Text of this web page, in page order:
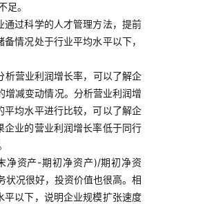
。
过科学的人才管理方法，提前
情况处于行业平均水平以下，
析营业利润增长率，可以了解企
减变动情况。分析营业利润增
均水平进行比较，可以了解企
业的营业利润增长率低于同行
净资产-期初净资产)/期初净资
状况很好，投资价值也很高。相
以下，说明企业规模扩张速度